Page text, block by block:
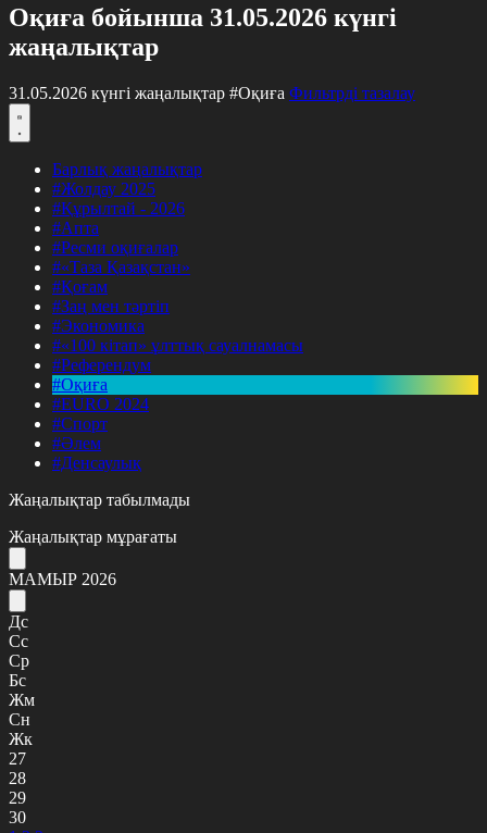
Оқиға бойынша 31.05.2026 күнгі
жаңалықтар
31.05.2026 күнгі жаңалықтар #Оқиға Фильтрді тазалау
Барлық жаңалықтар
#Жолдау 2025
#Құрылтай - 2026
#Апта
#Ресми оқиғалар
#«Таза Қазақстан»
#Қоғам
#Заң мен тәртіп
#Экономика
#«100 кітап» ұлттық сауалнамасы
#Референдум
#Оқиға
#EURO 2024
#Спорт
#Әлем
#Денсаулық
Жаңалықтар табылмады
Жаңалықтар мұрағаты
МАМЫР 2026
Дс
Сс
Ср
Бс
Жм
Сн
Жк
27
28
29
30